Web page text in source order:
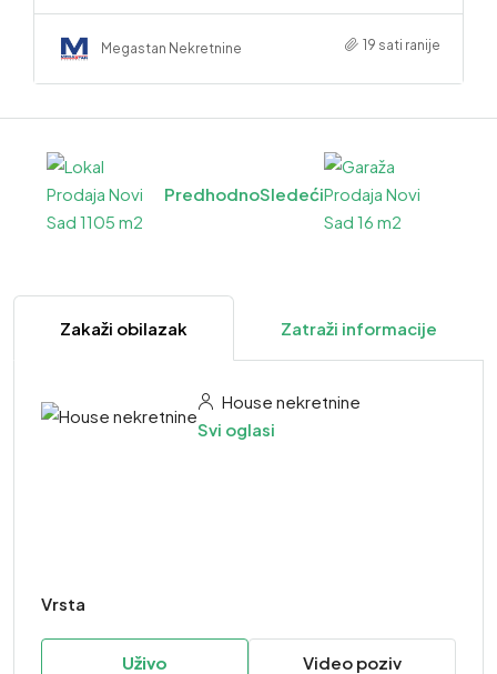
Megastan Nekretnine 19 sati ranije
PredhodnoSledeći
Zakaži obilazak Zatraži informacije
House nekretnine
Svi oglasi
Vrsta
Uživo Video poziv